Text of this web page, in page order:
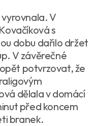
V
s
dobu dařilo držet
V závěrečné
potvrzovat, že
dělala v domácí
před koncem
branek.